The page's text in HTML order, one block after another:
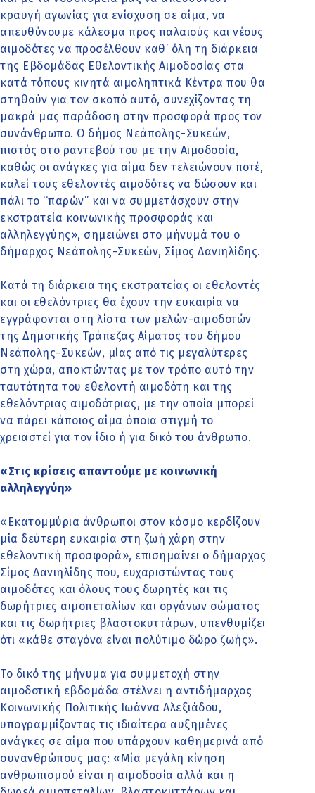
κραυγή αγωνίας για ενίσχυση σε αίμα, να
απευθύνουμε κάλεσμα προς παλαιούς και νέους
αιμοδότες να προσέλθουν καθ’ όλη τη διάρκεια
της Εβδομάδας Εθελοντικής Αιμοδοσίας στα
κατά τόπους κινητά αιμοληπτικά Κέντρα που θα
στηθούν για τον σκοπό αυτό, συνεχίζοντας τη
μακρά μας παράδοση στην προσφορά προς τον
συνάνθρωπο. Ο δήμος Νεάπολης-Συκεών,
πιστός στο ραντεβού του με την Αιμοδοσία,
καθώς οι ανάγκες για αίμα δεν τελειώνουν ποτέ,
καλεί τους εθελοντές αιμοδότες να δώσουν και
πάλι το ‘‘παρών’’ και να συμμετάσχουν στην
εκστρατεία κοινωνικής προσφοράς και
αλληλεγγύης», σημειώνει στο μήνυμά του ο
δήμαρχος Νεάπολης-Συκεών, Σίμος Δανιηλίδης.
Κατά τη διάρκεια της εκστρατείας οι εθελοντές
και οι εθελόντριες θα έχουν την ευκαιρία να
εγγράφονται στη λίστα των μελών-αιμοδοτών
της Δημοτικής Τράπεζας Αίματος του δήμου
Νεάπολης-Συκεών, μίας από τις μεγαλύτερες
στη χώρα, αποκτώντας με τον τρόπο αυτό την
ταυτότητα του εθελοντή αιμοδότη και της
εθελόντριας αιμοδότριας, με την οποία μπορεί
να πάρει κάποιος αίμα όποια στιγμή το
χρειαστεί για τον ίδιο ή για δικό του άνθρωπο.
«Στις κρίσεις απαντούμε με κοινωνική
αλληλεγγύη»
«Εκατομμύρια άνθρωποι στον κόσμο κερδίζουν
μία δεύτερη ευκαιρία στη ζωή χάρη στην
εθελοντική προσφορά», επισημαίνει ο δήμαρχος
Σίμος Δανιηλίδης που, ευχαριστώντας τους
αιμοδότες και όλους τους δωρητές και τις
δωρήτριες αιμοπεταλίων και οργάνων σώματος
και τις δωρήτριες βλαστοκυττάρων, υπενθυμίζει
ότι «κάθε σταγόνα είναι πολύτιμο δώρο ζωής».
Το δικό της μήνυμα για συμμετοχή στην
αιμοδοτική εβδομάδα στέλνει η αντιδήμαρχος
Κοινωνικής Πολιτικής Ιωάννα Αλεξιάδου,
υπογραμμίζοντας τις ιδιαίτερα αυξημένες
ανάγκες σε αίμα που υπάρχουν καθημερινά από
συνανθρώπους μας: «Μία μεγάλη κίνηση
ανθρωπισμού είναι η αιμοδοσία αλλά και η